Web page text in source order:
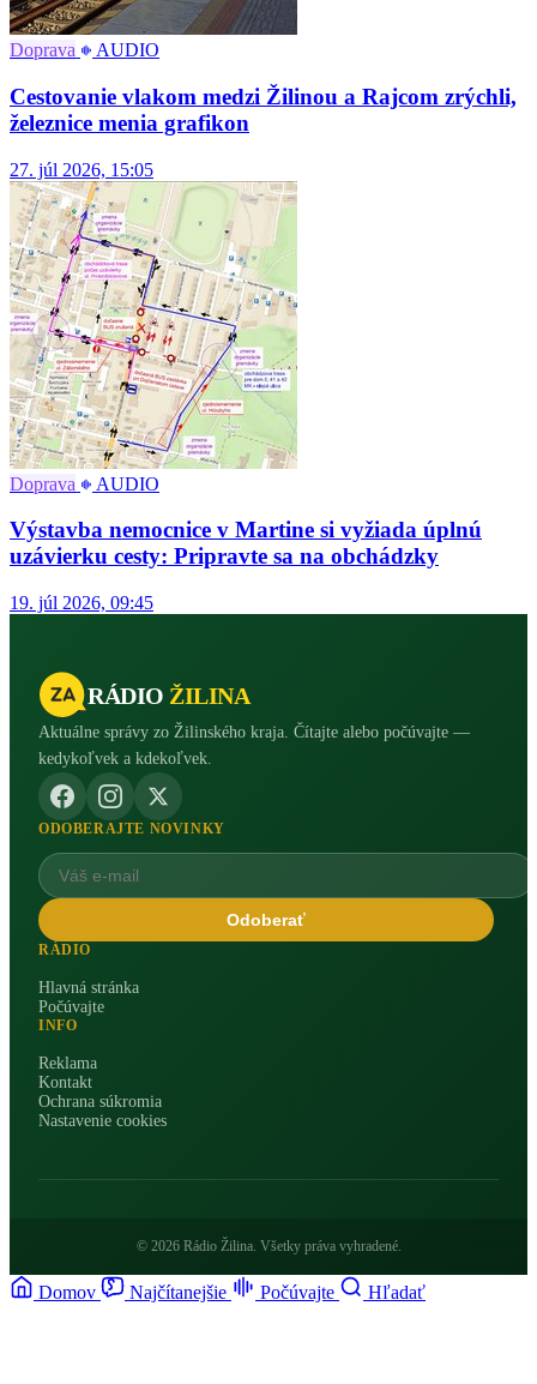
Doprava AUDIO
Cestovanie vlakom medzi Žilinou a Rajcom zrýchli,
železnice menia grafikon
27. júl 2026, 15:05
Doprava AUDIO
Výstavba nemocnice v Martine si vyžiada úplnú
uzávierku cesty: Pripravte sa na obchádzky
19. júl 2026, 09:45
RÁDIO ŽILINA
Aktuálne správy zo Žilinského kraja. Čítajte alebo počúvajte —
kedykoľvek a kdekoľvek.
ODOBERAJTE NOVINKY
Odoberať
RÁDIO
Hlavná stránka
Počúvajte
INFO
Reklama
Kontakt
Ochrana súkromia
Nastavenie cookies
© 2026 Rádio Žilina. Všetky práva vyhradené.
Domov Najčítanejšie Počúvajte Hľadať